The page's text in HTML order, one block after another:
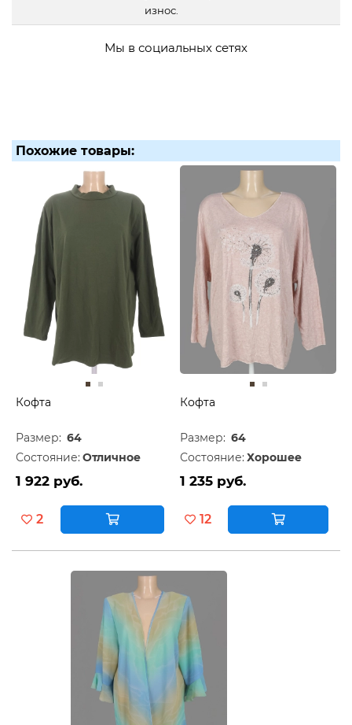
износ.
Мы в социальных сетях
Похожие товары:
Кофта
Размер: 64
Состояние: Отличное
1 922 руб.
2
Кофта
Размер: 64
Состояние: Хорошее
1 235 руб.
12